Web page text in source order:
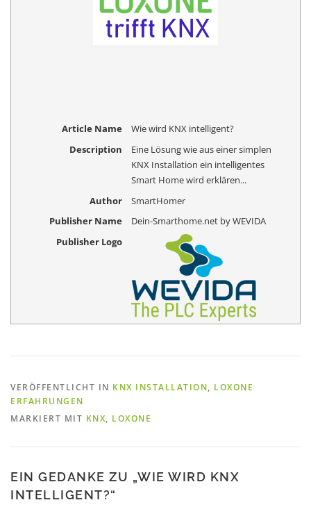
Article Name
Wie wird KNX intelligent?
Description
Eine Lösung wie aus einer simplen
KNX Installation ein intelligentes
Smart Home wird erklären...
Author
SmartHomer
Publisher Name
Dein-Smarthome.net by WEVIDA
Publisher Logo
VERÖFFENTLICHT IN KNX INSTALLATION, LOXONE
ERFAHRUNGEN
MARKIERT MIT KNX, LOXONE
EIN GEDANKE ZU „WIE WIRD KNX
INTELLIGENT?“